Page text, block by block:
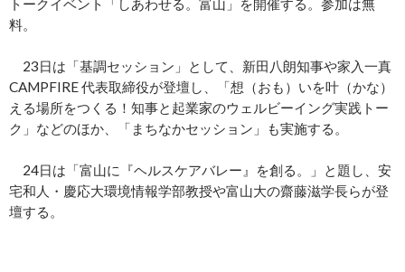
トークイベント「しあわせる。富山」を開催する。参加は無
料。
23日は「基調セッション」として、新田八朗知事や家入一真
CAMPFIRE 代表取締役が登壇し、「想（おも）いを叶（かな）
える場所をつくる！知事と起業家のウェルビーイング実践トー
ク」などのほか、「まちなかセッション」も実施する。
24日は「富山に『ヘルスケアバレー』を創る。」と題し、安
宅和人・慶応大環境情報学部教授や富山大の齋藤滋学長らが登
壇する。